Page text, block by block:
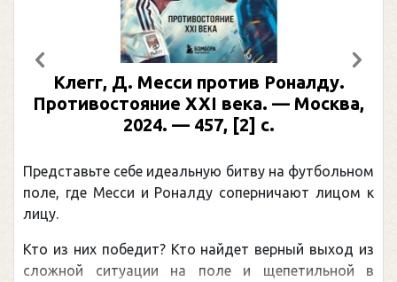
Клегг, Д. Месси против Роналду.
Противостояние XXI века. — Москва,
2024. — 457, [2] с.
Представьте себе идеальную битву на футбольном
поле, где Месси и Роналду соперничают лицом к
лицу.
Кто из них победит? Кто найдет верный выход из
сложной ситуации на поле и щепетильной в
Предыдущий